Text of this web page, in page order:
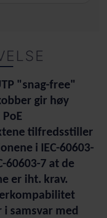
"snag-free"
gir høy
tilfredsstiller
i IEC-60603-
60603-7 at de
er iht. krav.
samsvar med